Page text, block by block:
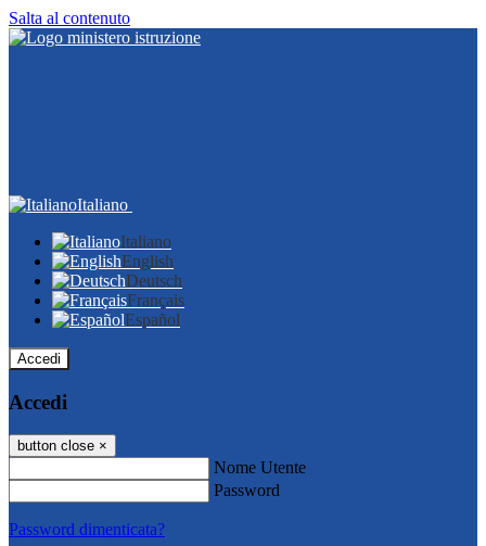
Salta al contenuto
Italiano
Italiano
English
Deutsch
Français
Español
Accedi
Accedi
button close ×
Nome Utente
Password
Password dimenticata?